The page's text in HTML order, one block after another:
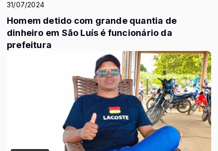
31/07/2024
Homem detido com grande quantia de
dinheiro em São Luís é funcionário da
prefeitura